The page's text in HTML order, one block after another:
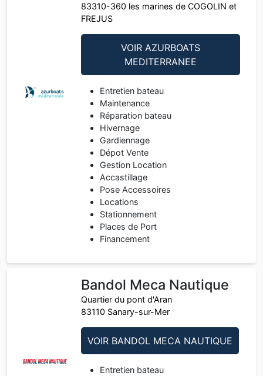
83310-360 les marines de COGOLIN et
FREJUS
VOIR AZURBOATS
MEDITERRANEE
Entretien bateau
Maintenance
Réparation bateau
Hivernage
Gardiennage
Dépot Vente
Gestion Location
Accastillage
Pose Accessoires
Locations
Stationnement
Places de Port
Financement
Bandol Meca Nautique
Quartier du pont d'Aran
83110 Sanary-sur-Mer
VOIR BANDOL MECA NAUTIQUE
Entretien bateau